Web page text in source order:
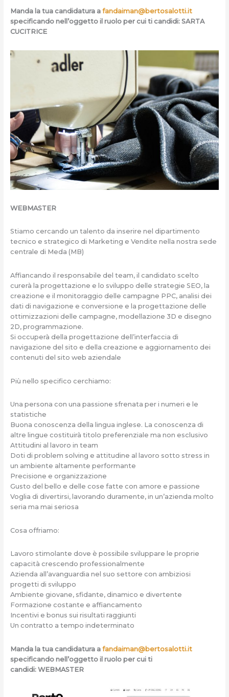
Manda la tua candidatura a fandaiman@bertosalotti.it
specificando nell’oggetto il ruolo per cui ti candidi: SARTA
CUCITRICE
WEBMASTER
Stiamo cercando un talento da inserire nel dipartimento
tecnico e strategico di Marketing e Vendite nella nostra sede
centrale di Meda (MB)
Affiancando il responsabile del team, il candidato scelto
curerà la progettazione e lo sviluppo delle strategie SEO, la
creazione e il monitoraggio delle campagne PPC, analisi dei
dati di navigazione e conversione e la progettazione delle
ottimizzazioni delle campagne, modellazione 3D e disegno
2D, programmazione.
Si occuperà della progettazione dell’interfaccia di
navigazione del sito e della creazione e aggiornamento dei
contenuti del sito web aziendale
Più nello specifico cerchiamo:
Una persona con una passione sfrenata per i numeri e le
statistiche
Buona conoscenza della lingua inglese. La conoscenza di
altre lingue costituirà titolo preferenziale ma non esclusivo
Attitudini al lavoro in team
Doti di problem solving e attitudine al lavoro sotto stress in
un ambiente altamente performante
Precisione e organizzazione
Gusto del bello e delle cose fatte con amore e passione
Voglia di divertirsi, lavorando duramente, in un’azienda molto
seria ma mai seriosa
Cosa offriamo:
Lavoro stimolante dove è possibile sviluppare le proprie
capacità crescendo professionalmente
Azienda all’avanguardia nel suo settore con ambiziosi
progetti di sviluppo
Ambiente giovane, sfidante, dinamico e divertente
Formazione costante e affiancamento
Incentivi e bonus sui risultati raggiunti
Un contratto a tempo indeterminato
Manda la tua candidatura a fandaiman@bertosalotti.it
specificando nell’oggetto il ruolo per cui ti
candidi: WEBMASTER